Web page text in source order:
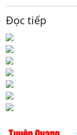
Đọc tiếp